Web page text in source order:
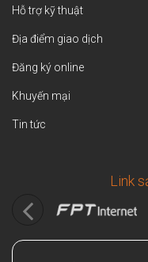
Hỗ trợ kỹ thuật
Địa điểm giao dịch
Đăng ký online
Khuyến mại
Tin tức
Link